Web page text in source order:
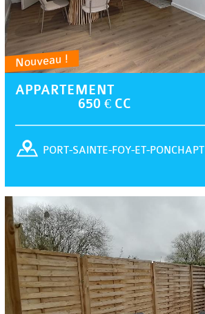
Nouveau !
APPARTEMENT
650 € CC
PORT-SAINTE-FOY-ET-PONCHAPT